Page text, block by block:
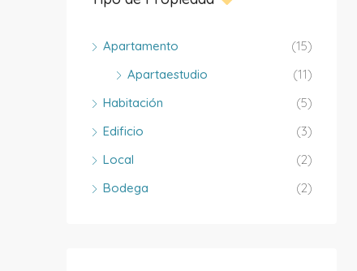
Apartamento
(15)
Apartaestudio
(11)
Habitación
(5)
Edificio
(3)
Local
(2)
Bodega
(2)